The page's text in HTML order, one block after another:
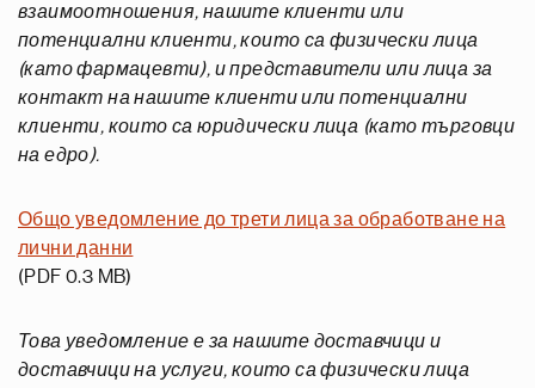
взаимоотношения, нашите клиенти или
потенциални клиенти, които са физически лица
(като фармацевти), и представители или лица за
контакт на нашите клиенти или потенциални
клиенти, които са юридически лица (като търговци
на едро).
Общо уведомление до трети лица за обработване на
лични данни
(PDF 0.3 MB)
Това уведомление е за нашите доставчици и
доставчици на услуги, които са физически лица